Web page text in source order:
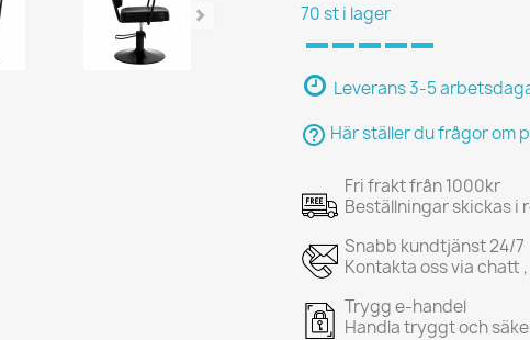
70 st i lager
Leverans 3-5
help_outline Här ställer du frågor om
Fri frakt från 1000kr
Beställningar skickas i
Snabb kundtjänst 24/7
Kontakta oss via chatt
Trygg e-handel
Handla tryggt och